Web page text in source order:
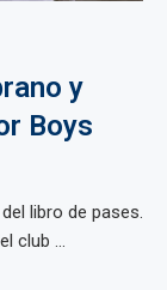
y
Boys
libro de pases.
club ...